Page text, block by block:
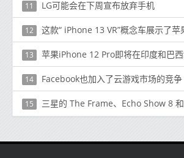
11 LG可能会在下周宣布放弃手机
12 这款“ iPhone 13 VR”概念车展示了苹果的轻便AR耳机和带有四摄
13 苹果iPhone 12 Pro即将在印度和巴西制造，
14 Facebook也加入了云游戏市场的竞争
15 三星的 The Frame、Echo Show 8 和